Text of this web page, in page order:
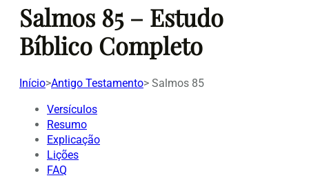
Salmos 85 – Estudo
Bíblico Completo
Início>Antigo Testamento> Salmos 85
Versículos
Resumo
Explicação
Lições
FAQ